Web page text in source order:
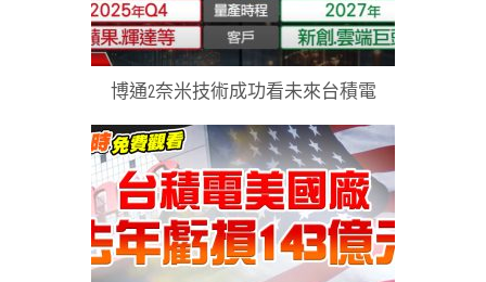
博通2奈米技術成功看未來台積電